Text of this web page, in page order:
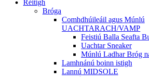
Réitigh
Bróga
Comhdhúileáil agus Múnlú
UACHTARACH/VAMP
Feistiú Balla Seafta
Uachtar Sneaker
Múnlú Ladhar Bróg
Lamhnánú boinn istigh
Lannú MIDSOLE